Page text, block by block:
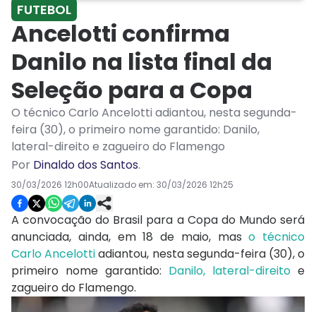
FUTEBOL
Ancelotti confirma
Danilo na lista final da
Seleção para a Copa
O técnico Carlo Ancelotti adiantou, nesta segunda-
feira (30), o primeiro nome garantido: Danilo,
lateral-direito e zagueiro do Flamengo
Por Dinaldo dos Santos.
30/03/2026 12h00Atualizado em: 30/03/2026 12h25
A convocação do Brasil para a Copa do Mundo será
anunciada, ainda, em 18 de maio, maso técnico
Carlo Ancelottiadiantou, nesta segunda-feira (30), o
primeiro nome garantido: Danilo, lateral-direito e
zagueiro do Flamengo.